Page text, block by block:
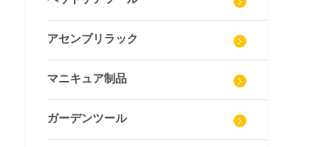
アセンブリラック
マニキュア制品
ガーデンツール